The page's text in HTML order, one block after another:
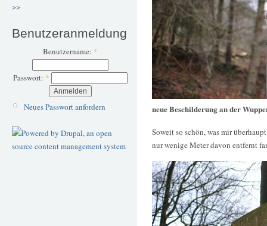
>>
Benutzeranmeldung
Benutzername: *
Passwort: *
Neues Passwort anfordern neue Beschilderung an der
Soweit so schön, was mir
nur wenige Meter davon entfernt